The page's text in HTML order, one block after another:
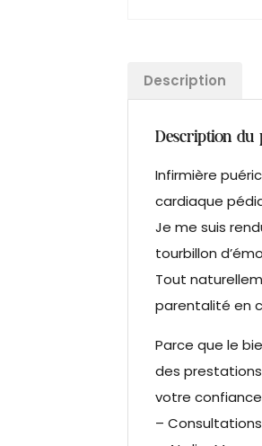
Description
Description du
Infirmière
cardiaque
Je me suis
tourbillon
Tout
parentalité en
Parce que le
des
votre
–